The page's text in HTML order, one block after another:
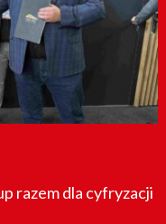
razem dla cyfryzacji